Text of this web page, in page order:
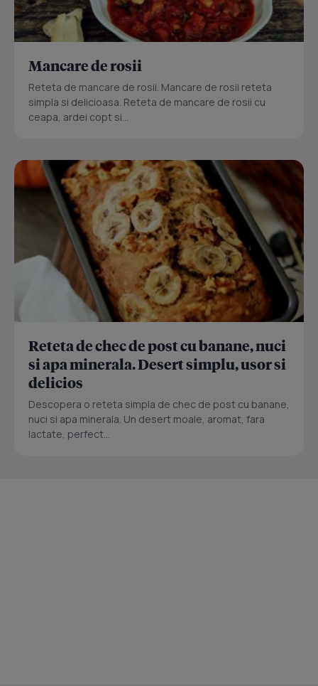
Mancare de rosii
Reteta de mancare de rosii. Mancare de rosii reteta
simpla si delicioasa. Reteta de mancare de rosii cu
ceapa, ardei copt si...
Reteta de chec de post cu banane, nuci
si apa minerala. Desert simplu, usor si
delicios
Descopera o reteta simpla de chec de post cu banane,
nuci si apa minerala. Un desert moale, aromat, fara
lactate, perfect...